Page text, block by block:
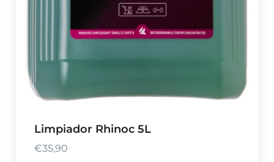
Limpiador Rhinoc 5L
€35,90